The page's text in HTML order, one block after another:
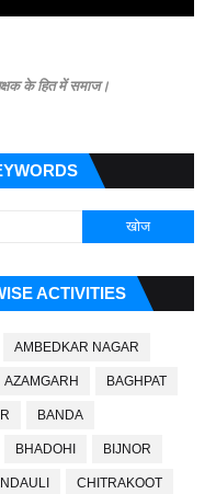
के हित में समाज।
ACTIVITIES
AMBEDKAR NAGAR
AZAMGARH BAGHPAT
BANDA
BHADOHI BIJNOR
CHITRAKOOT